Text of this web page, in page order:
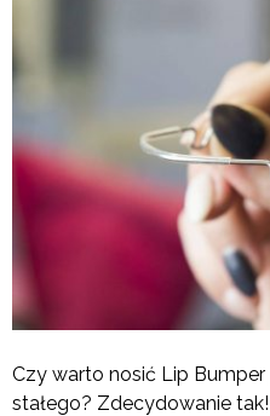
Czy warto nosić Lip
stałego? Zdecydowanie